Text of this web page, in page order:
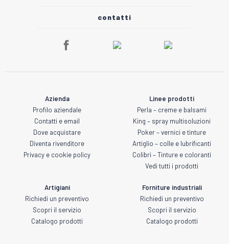
contatti
Azienda
Profilo aziendale
Contatti e email
Dove acquistare
Diventa rivenditore
Privacy e cookie policy
Linee prodotti
Perla – creme e balsami
King – spray multisoluzioni
Poker – vernici e tinture
Artiglio – colle e lubrificanti
Colibri – Tinture e coloranti
Vedi tutti i prodotti
Artigiani
Richiedi un preventivo
Scopri il servizio
Catalogo prodotti
Forniture industriali
Richiedi un preventivo
Scopri il servizio
Catalogo prodotti